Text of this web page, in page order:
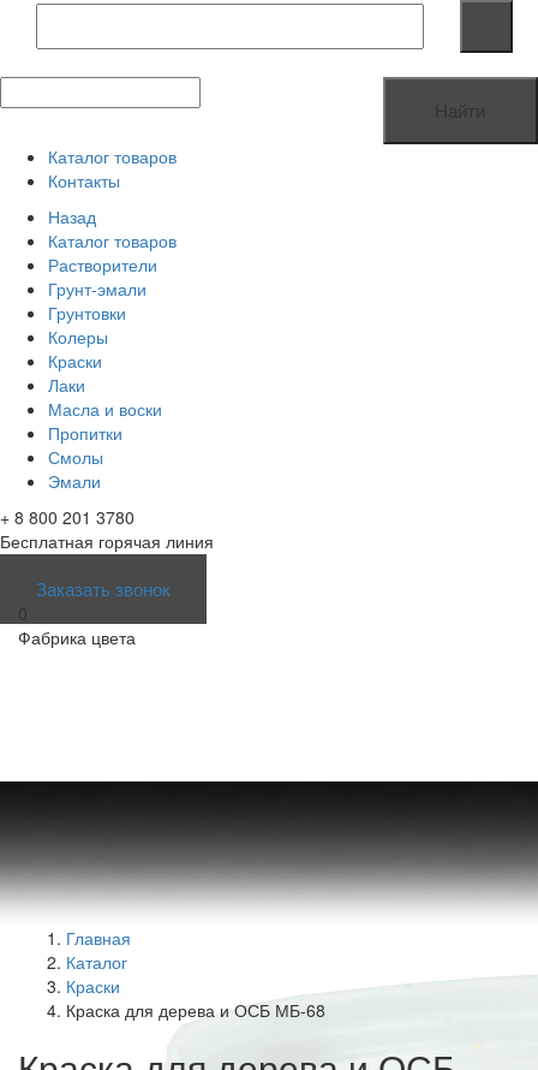
Каталог товаров
Контакты
Назад
Каталог товаров
Растворители
Грунт-эмали
Грунтовки
Колеры
Краски
Лаки
Масла и воски
Пропитки
Смолы
Эмали
+ 8 800 201 3780
Бесплатная горячая линия
Заказать звонок
Фабрика цвета
Главная
Каталог
Краски
Краска для дерева и ОСБ МБ-68